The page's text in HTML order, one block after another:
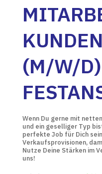
(M/W/
Wenn Du gerne mit
und ein geselliger Typ
perfekte Job für Dich
Verkaufsprovisionen,
Nutze Deine Stärken im
uns!